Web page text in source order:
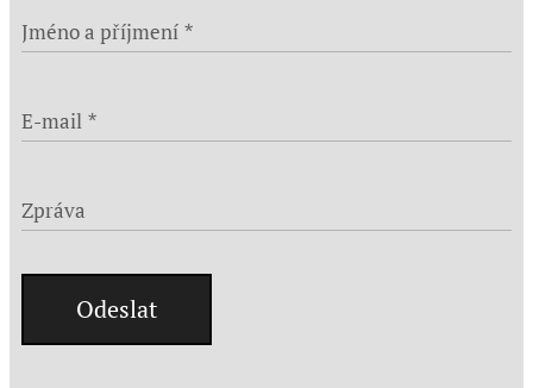
Jméno a příjmení
E-mail
Zpráva
Odeslat